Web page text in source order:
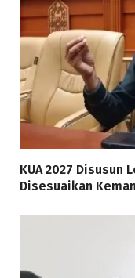
KUA 2027 Disusun
Disesuaikan